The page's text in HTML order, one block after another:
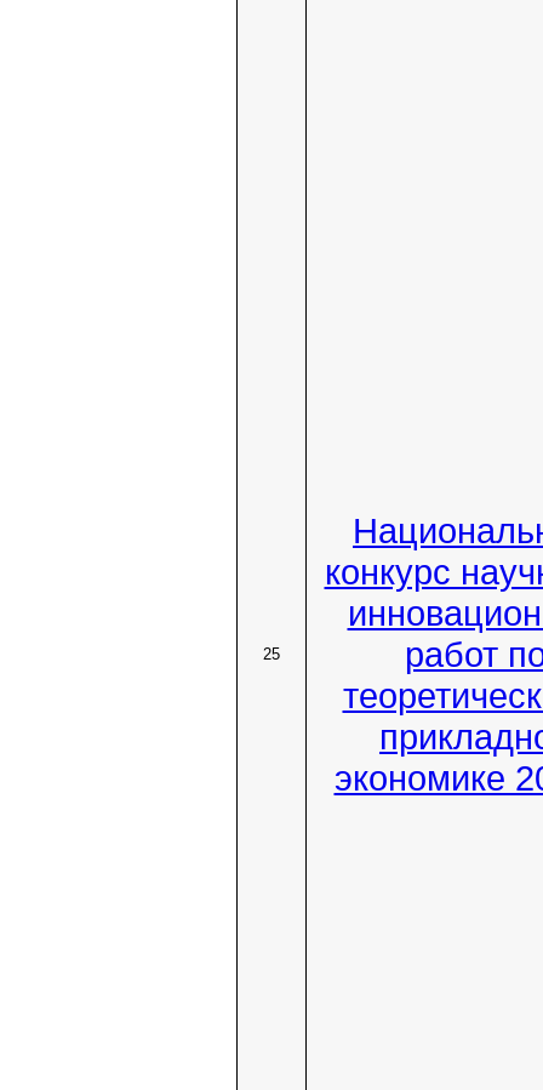
25
конкурс
работ
экономике